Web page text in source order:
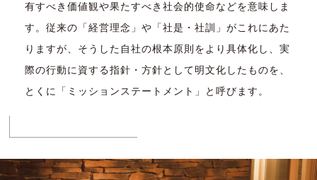
有すべき価値観や果たすべき社会的使命などを意味しま
す。従来の「経営理念」や「社是・社訓」がこれにあた
りますが、そうした自社の根本原則をより具体化し、実
際の行動に資する指針・方針として明文化したものを、
とくに「ミッションステートメント」と呼びます。